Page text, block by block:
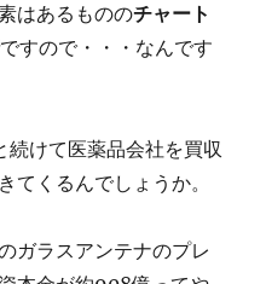
はあるもののチャート
ですので・・・なんです
続けて医薬品会社を買収
てくるんでしょうか。
ガラスアンテナのプレ